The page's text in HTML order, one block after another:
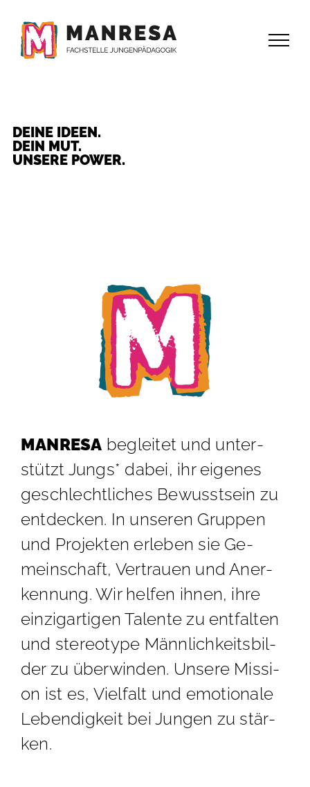
springen
DEINE IDEEN.
DEIN MUT.
UNSERE POWER.
MAN­RE­SA be­glei­tet und un­ter­
stützt Jungs* da­bei, ihr ei­ge­nes
ge­schlecht­li­ches Be­wusst­sein zu
ent­de­cken. In un­se­ren Grup­pen
und Pro­jek­ten er­le­ben sie Ge­
mein­schaft, Ver­trau­en und An­er­
ken­nung. Wir hel­fen ih­nen, ihre
ein­zig­ar­ti­gen Ta­len­te zu ent­fal­ten
und ste­reo­ty­pe Männ­lich­keits­bil­
der zu über­win­den. Un­se­re Mis­si­
on ist es, Viel­falt und emo­tio­na­le
Le­ben­dig­keit bei Jun­gen zu stär­
ken.